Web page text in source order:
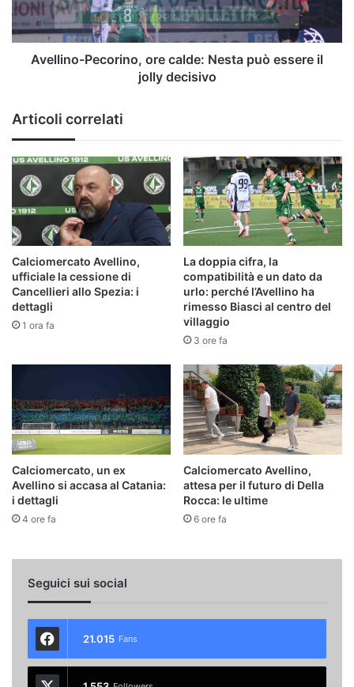
essere
il
jolly
decisivo
Avellino-Pecorino, ore calde: Nesta può essere il
jolly decisivo
Articoli correlati
Calciomercato Avellino,
ufficiale la cessione di
Cancellieri allo Spezia: i
dettagli
1 ora fa
La doppia cifra, la
compatibilità e un dato da
urlo: perché l’Avellino ha
rimesso Biasci al centro del
villaggio
3 ore fa
Calciomercato, un ex
Avellino si accasa al Catania:
i dettagli
4 ore fa
Calciomercato Avellino,
attesa per il futuro di Della
Rocca: le ultime
6 ore fa
Seguici sui social
21.015 Fans